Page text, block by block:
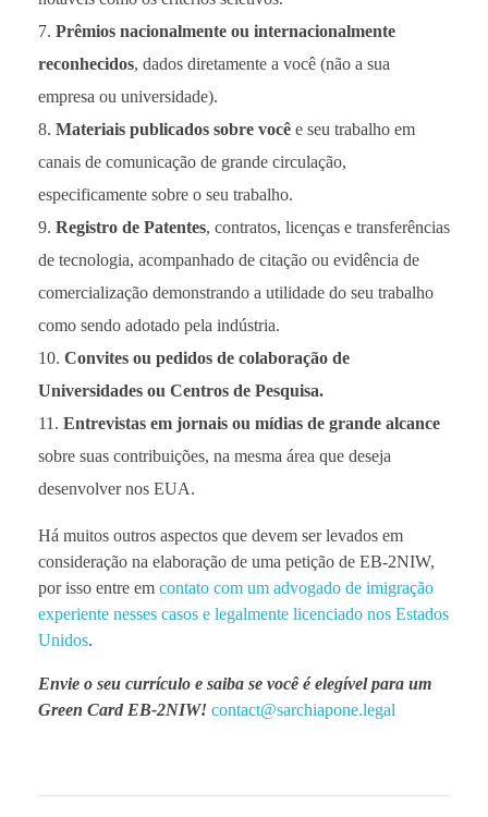
Prêmios nacionalmente ou internacionalmente
reconhecidos, dados diretamente a você (não a sua
empresa ou universidade).
Materiais publicados sobre você e seu trabalho em
canais de comunicação de grande circulação,
especificamente sobre o seu trabalho.
Registro de Patentes, contratos, licenças e transferências
de tecnologia, acompanhado de citação ou evidência de
comercialização demonstrando a utilidade do seu trabalho
como sendo adotado pela indústria.
Convites ou pedidos de colaboração de
Universidades ou Centros de Pesquisa.
Entrevistas em jornais ou mídias de grande alcance
sobre suas contribuições, na mesma área que deseja
desenvolver nos EUA.
Há muitos outros aspectos que devem ser levados em
consideração na elaboração de uma petição de EB-2NIW,
por isso entre em contato com um advogado de imigração
experiente nesses casos e legalmente licenciado nos Estados
Unidos.
Envie o seu currículo e saiba se você é elegível para um
Green Card EB-2NIW! contact@sarchiapone.legal